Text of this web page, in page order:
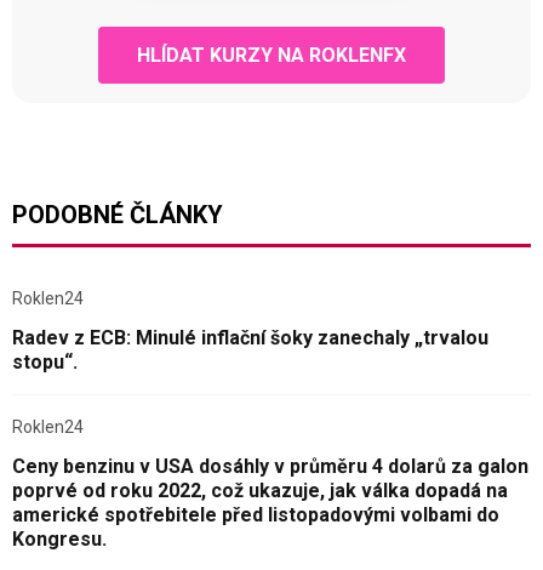
HLÍDAT KURZY NA ROKLENFX
PODOBNÉ ČLÁNKY
Roklen24
Radev z ECB: Minulé inflační šoky zanechaly „trvalou
stopu“.
Roklen24
Ceny benzinu v USA dosáhly v průměru 4 dolarů za galon
poprvé od roku 2022, což ukazuje, jak válka dopadá na
americké spotřebitele před listopadovými volbami do
Kongresu.